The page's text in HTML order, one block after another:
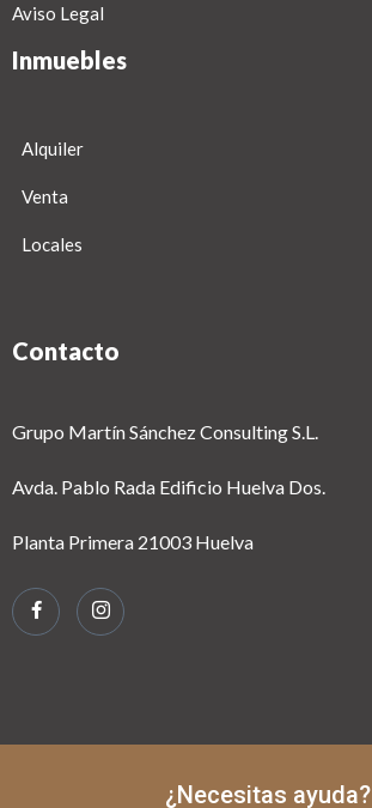
Aviso Legal
Inmuebles
Alquiler
Venta
Locales
Contacto
Grupo Martín Sánchez Consulting S.L.
Avda. Pablo Rada Edificio Huelva Dos.
Planta Primera 21003 Huelva
¿Necesitas ayuda?